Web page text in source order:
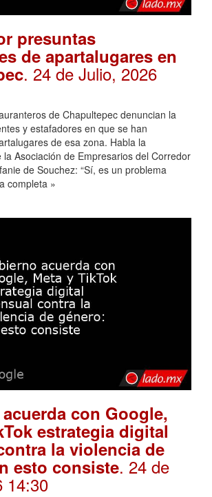
presuntas
de apartalugares en
. 24 de Julio, 2026
de Chapultepec denuncian la
y estafadores en que se han
de esa zona. Habla la
Asociación de Empresarios del Corredor
de Souchez: “Sí, es un problema
completa »
con Google,
estrategia digital
la violencia de
esto consiste. 24 de
14:30